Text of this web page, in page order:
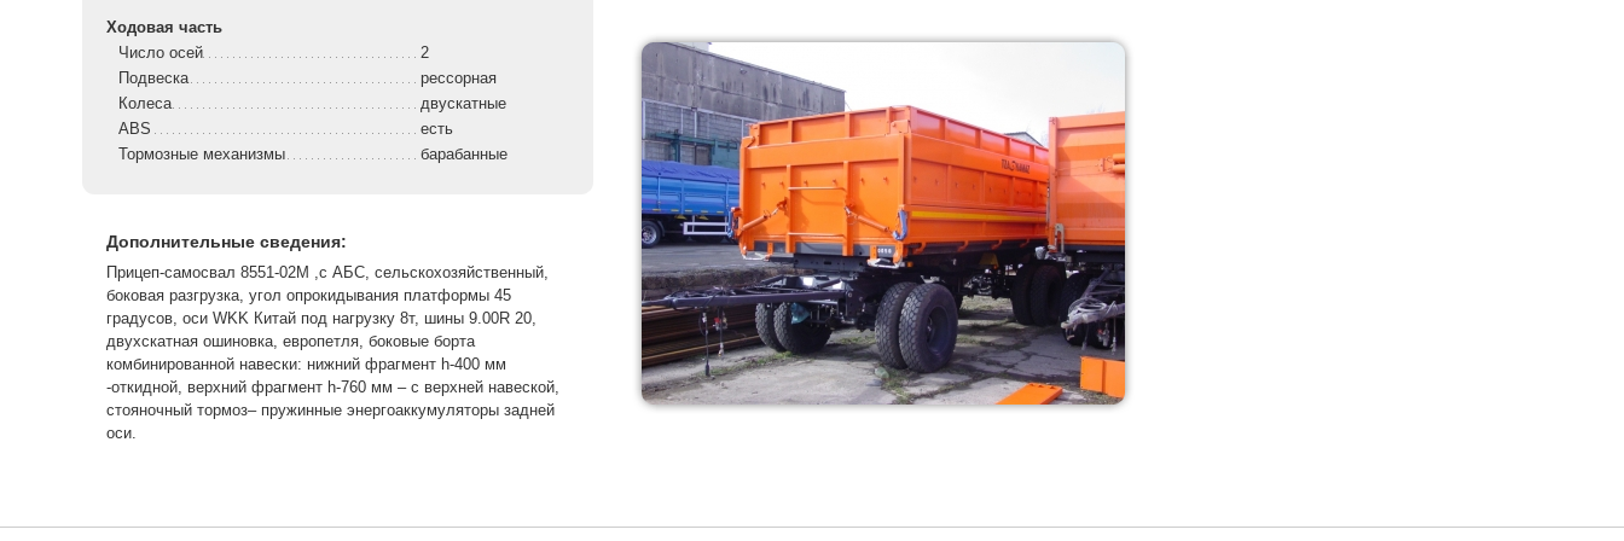
Ходовая часть
Число осей
2
Подвеска
рессорная
Колеса
двускатные
ABS
есть
Тормозные механизмы
барабанные
Дополнительные сведения:
Прицеп-самосвал 8551-02М ,с АБС, сельскохозяйственный,
боковая разгрузка, угол опрокидывания платформы 45
градусов, оси WKK Китай под нагрузку 8т, шины 9.00R 20,
двухскатная ошиновка, европетля, боковые борта
комбинированной навески: нижний фрагмент h-400 мм
-откидной, верхний фрагмент h-760 мм – с верхней навеской,
стояночный тормоз– пружинные энергоаккумуляторы задней
оси.